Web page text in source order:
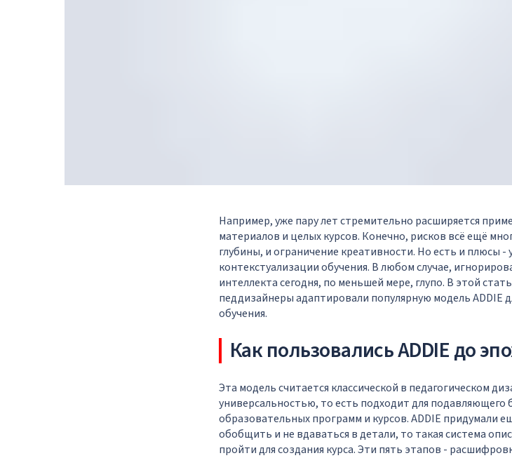
Например, уже пару лет стремительно расширяется
материалов и целых курсов. Конечно, рисков всё ещё
глубины, и ограничение креативности. Но есть и плюсы
контекстуализации обучения. В любом случае,
интеллекта сегодня, по меньшей мере, глупо. В этой
педдизайнеры адаптировали популярную модель ADDIE
обучения.
Как пользовались ADDIE до
Эта модель считается классической в педагогическом
универсальностью, то есть подходит для
образовательных программ и курсов. ADDIE придумали
обобщить и не вдаваться в детали, то такая система
пройти для создания курса. Эти пять этапов -